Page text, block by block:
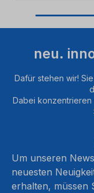
neu.
Dafür stehen wir!
Dabei konzentrieren
Um unseren
neuesten
erhalten, müssen